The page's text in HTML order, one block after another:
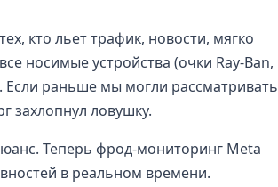
кто льет трафик, новости, мягко
носимые устройства (очки Ray-Ban,
раньше мы могли рассматривать
захлопнул ловушку.
Теперь фрод-мониторинг Meta
в реальном времени.